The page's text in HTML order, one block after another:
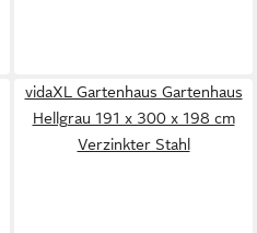
vidaXL Gartenhaus Gartenhaus
Hellgrau 191 x 300 x 198 cm
Verzinkter Stahl